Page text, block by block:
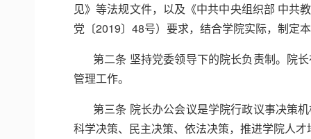
见》等法规文件，以及《中共中央组织部 中共
党〔2019〕48号）要求，结合学院实际，制定
第二条 坚持党委领导下的院长负责制。院
管理工作。
第三条 院长办公会议是学院行政议事决策
科学决策、民主决策、依法决策，推进学院人